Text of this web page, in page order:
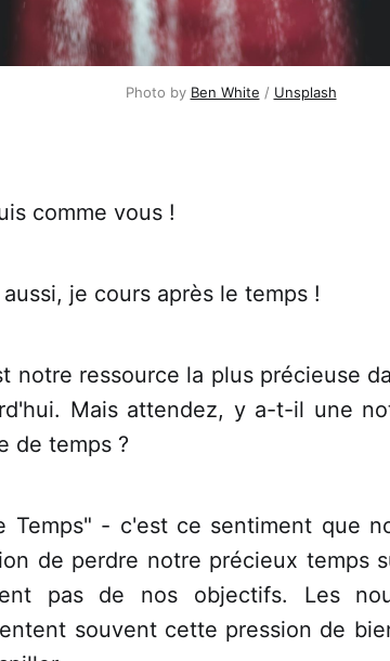
Photo by Ben White / Unsplash
comme vous !
je cours après le temps !
notre ressource la plus précieuse
Mais attendez, y a-t-il une
de temps ?
Temps" - c'est ce sentiment que
de perdre notre précieux temps
pas de nos objectifs. Les
souvent cette pression de